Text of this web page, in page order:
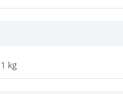
1 kg